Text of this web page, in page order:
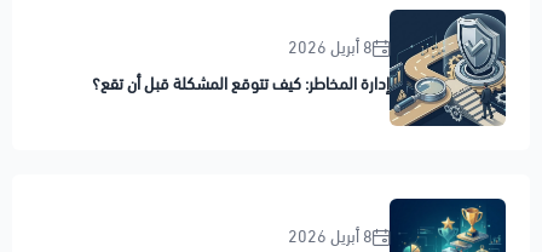
8 أبريل 2026
إدارة المخاطر: كيف تتوقع المشكلة قبل أن تقع؟
8 أبريل 2026